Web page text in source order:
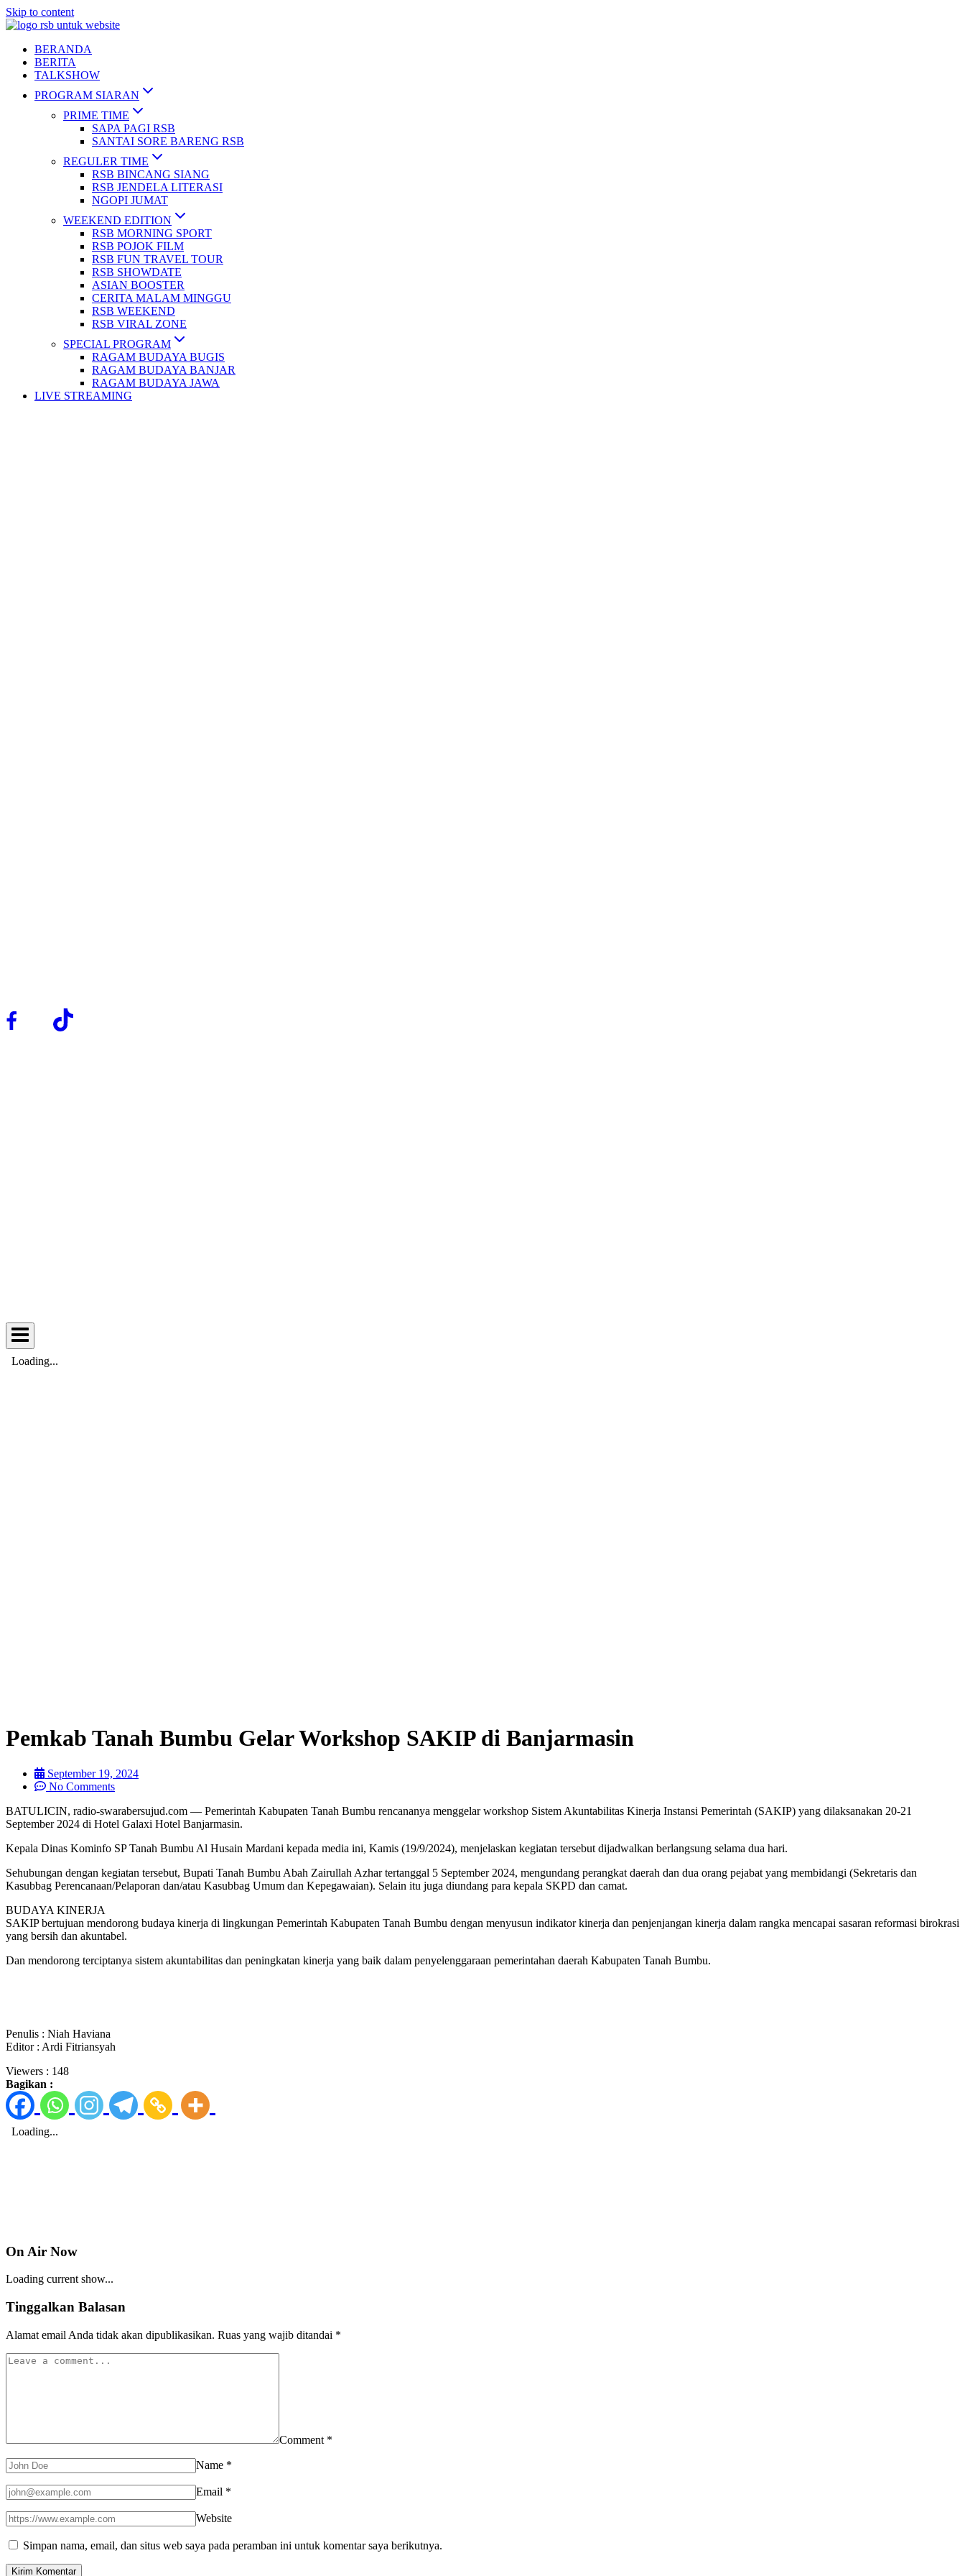
Skip to content
BERANDA
BERITA
TALKSHOW
PROGRAM SIARAN
PRIME TIME
SAPA PAGI RSB
SANTAI SORE BARENG RSB
REGULER TIME
RSB BINCANG SIANG
RSB JENDELA LITERASI
NGOPI JUMAT
WEEKEND EDITION
RSB MORNING SPORT
RSB POJOK FILM
RSB FUN TRAVEL TOUR
RSB SHOWDATE
ASIAN BOOSTER
CERITA MALAM MINGGU
RSB WEEKEND
RSB VIRAL ZONE
SPECIAL PROGRAM
RAGAM BUDAYA BUGIS
RAGAM BUDAYA BANJAR
RAGAM BUDAYA JAWA
LIVE STREAMING
Pemkab Tanah Bumbu Gelar Workshop SAKIP di Banjarmasin
September 19, 2024
No Comments
BATULICIN, radio-swarabersujud.com — Pemerintah Kabupaten Tanah Bumbu rencananya menggelar workshop Sistem Akuntabilitas Kinerja Instansi Pemerintah (SAKIP) yang dilaksanakan 20-21
September 2024 di Hotel Galaxi Hotel Banjarmasin.
Kepala Dinas Kominfo SP Tanah Bumbu Al Husain Mardani kepada media ini, Kamis (19/9/2024), menjelaskan kegiatan tersebut dijadwalkan berlangsung selama dua hari.
Sehubungan dengan kegiatan tersebut, Bupati Tanah Bumbu Abah Zairullah Azhar tertanggal 5 September 2024, mengundang perangkat daerah dan dua orang pejabat yang membidangi (Sekretaris dan
Kasubbag Perencanaan/Pelaporan dan/atau Kasubbag Umum dan Kepegawaian). Selain itu juga diundang para kepala SKPD dan camat.
BUDAYA KINERJA
SAKIP bertujuan mendorong budaya kinerja di lingkungan Pemerintah Kabupaten Tanah Bumbu dengan menyusun indikator kinerja dan penjenjangan kinerja dalam rangka mencapai sasaran reformasi birokrasi
yang bersih dan akuntabel.
Dan mendorong terciptanya sistem akuntabilitas dan peningkatan kinerja yang baik dalam penyelenggaraan pemerintahan daerah Kabupaten Tanah Bumbu.
Penulis : Niah Haviana
Editor : Ardi Fitriansyah
Viewers : 148
Bagikan :
On Air Now
Loading current show...
Tinggalkan Balasan
Alamat email Anda tidak akan dipublikasikan. Ruas yang wajib ditandai *
Comment *
Name *
Email *
Website
Simpan nama, email, dan situs web saya pada peramban ini untuk komentar saya berikutnya.